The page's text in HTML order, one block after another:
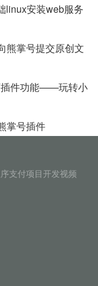
安装web服务
熊掌号提交原创文
插件功能——玩转小
掌号插件
支付项目开发视频